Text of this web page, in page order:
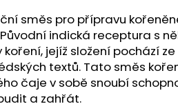
směs pro přípravu
indická receptura s
koření, jejíž složení pochází
textů. Tato směs
čaje v sobě snoubí
a zahřát.